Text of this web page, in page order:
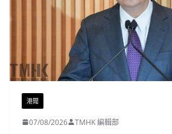
港聞
07/08/2026 TMHK 編輯部